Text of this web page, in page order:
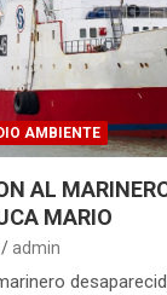
AMBIENTE
AL
MARIO
admin